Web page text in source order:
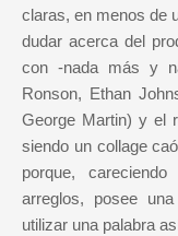
claras, en menos de
dudar acerca del
con -nada más y
Ronson, Ethan
George Martin) y el
siendo un collage
porque,
arreglos, posee
utilizar una palabra